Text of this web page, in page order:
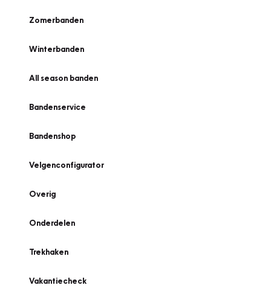
Zomerbanden
Winterbanden
All season banden
Bandenservice
Bandenshop
Velgenconfigurator
Overig
Onderdelen
Trekhaken
Vakantiecheck